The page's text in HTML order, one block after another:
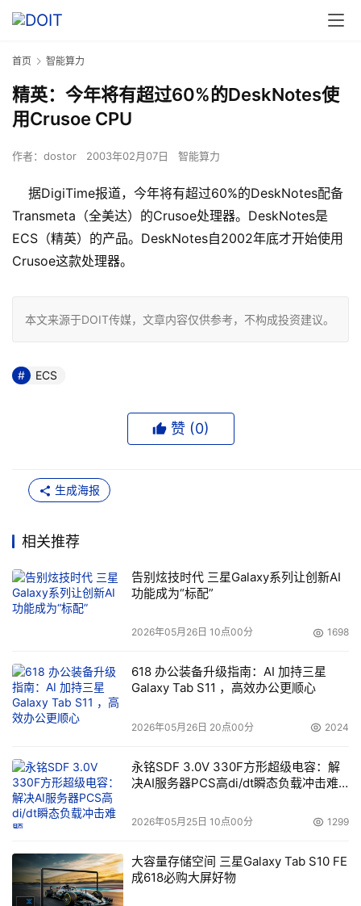
首页 智能算力
精英：今年将有超过60%的DeskNotes使
用Crusoe CPU
作者： dostor 2003年02月07日 智能算力
据DigiTime报道，今年将有超过60%的DeskNotes配备
Transmeta（全美达）的Crusoe处理器。DeskNotes是
ECS（精英）的产品。DeskNotes自2002年底才开始使用
Crusoe这款处理器。
本文来源于DOIT传媒，文章内容仅供参考，不构成投资建议。
ECS
赞 (0)
生成海报
相关推荐
告别炫技时代 三星Galaxy系列让创新AI
功能成为“标配”
2026年05月26日 10点00分 1698
618 办公装备升级指南：AI 加持三星
Galaxy Tab S11 ，高效办公更顺心
2026年05月26日 20点00分 2024
永铭SDF 3.0V 330F方形超级电容：解
决AI服务器PCS高di/dt瞬态负载冲击难
2026年05月25日 10点00分 1299
大容量存储空间 三星Galaxy Tab S10 FE
成618必购大屏好物